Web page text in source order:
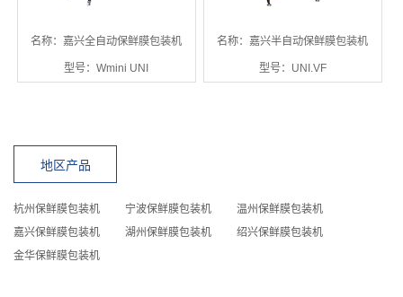
名称：嘉兴全自动保鲜膜包装机
型号：Wmini UNI
名称：嘉兴半自动保鲜膜包装机
型号：UNI.VF
地区产品
杭州保鲜膜包装机 宁波保鲜膜包装机
温州保鲜膜包装机
嘉兴保鲜膜包装机
湖州保鲜膜包装机
绍兴保鲜膜包装机
金华保鲜膜包装机